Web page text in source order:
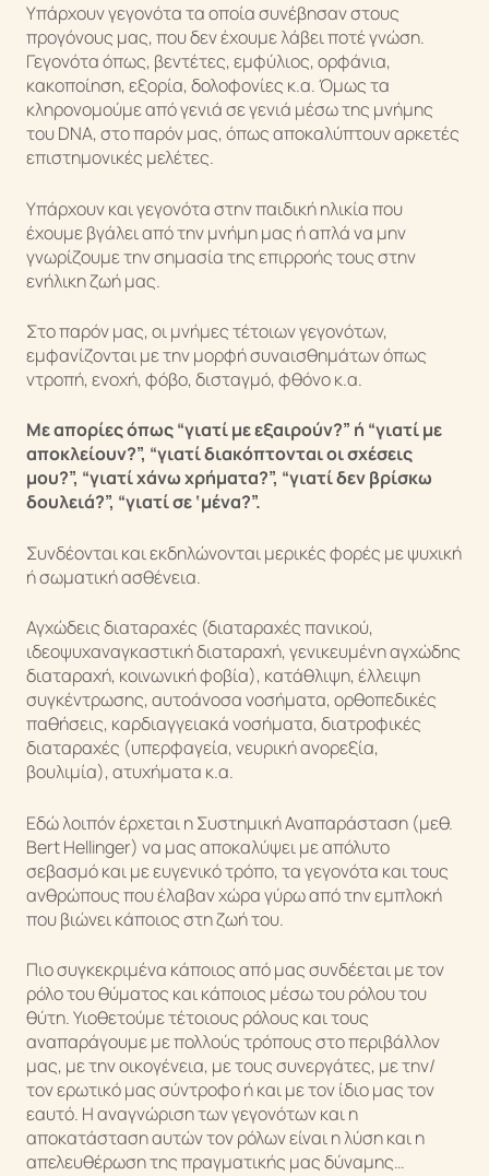
Κάτια Αλεξίου
Υπάρχουν γεγονότα τα οποία συνέβησαν στους
προγόνους μας, που δεν έχουμε λάβει ποτέ γνώση.
Γεγονότα όπως, βεντέτες, εμφύλιος, ορφάνια,
κακοποίηση, εξορία, δολοφονίες κ.α. Όμως τα
κληρονομούμε από γενιά σε γενιά μέσω της μνήμης
του DNA, στο παρόν μας, όπως αποκαλύπτουν αρκετές
επιστημονικές μελέτες.
Υπάρχουν και γεγονότα στην παιδική ηλικία που
έχουμε βγάλει από την μνήμη μας ή απλά να μην
γνωρίζουμε την σημασία της επιρροής τους στην
ενήλικη ζωή μας.
Στο παρόν μας, οι μνήμες τέτοιων γεγονότων,
εμφανίζονται με την μορφή συναισθημάτων όπως
ντροπή, ενοχή, φόβο, δισταγμό, φθόνο κ.α.
Με απορίες όπως “γιατί με εξαιρούν?” ή “γιατί με
αποκλείουν?”, “γιατί διακόπτονται οι σχέσεις
μου?”, “γιατί χάνω χρήματα?”, “γιατί δεν βρίσκω
δουλειά?”, “γιατί σε ‘μένα?”.
Συνδέονται και εκδηλώνονται μερικές φορές με ψυχική
ή σωματική ασθένεια.
Αγχώδεις διαταραχές (διαταραχές πανικού,
ιδεοψυχαναγκαστική διαταραχή, γενικευμένη αγχώδης
διαταραχή, κοινωνική φοβία), κατάθλιψη, έλλειψη
συγκέντρωσης, αυτοάνοσα νοσήματα, ορθοπεδικές
παθήσεις, καρδιαγγειακά νοσήματα, διατροφικές
διαταραχές (υπερφαγεία, νευρική ανορεξία,
βουλιμία), ατυχήματα κ.α.
Εδώ λοιπόν έρχεται η Συστημική Αναπαράσταση (μεθ.
Bert Hellinger) να μας αποκαλύψει με απόλυτο
σεβασμό και με ευγενικό τρόπο, τα γεγονότα και τους
ανθρώπους που έλαβαν χώρα γύρω από την εμπλοκή
που βιώνει κάποιος στη ζωή του.
Πιο συγκεκριμένα κάποιος από μας συνδέεται με τον
ρόλο του θύματος και κάποιος μέσω του ρόλου του
θύτη. Υιοθετούμε τέτοιους ρόλους και τους
αναπαράγουμε με πολλούς τρόπους στο περιβάλλον
μας, με την οικογένεια, με τους συνεργάτες, με την/
τον ερωτικό μας σύντροφο ή και με τον ίδιο μας τον
εαυτό. Η αναγνώριση των γεγονότων και η
αποκατάσταση αυτών τον ρόλων είναι η λύση και η
απελευθέρωση της πραγματικής μας δύναμης…